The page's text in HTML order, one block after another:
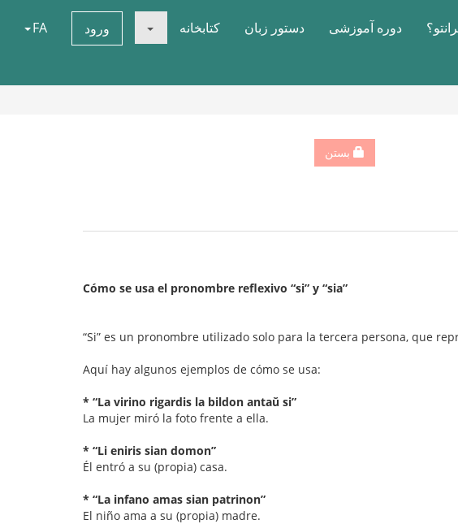
دوره آموزشی دستور زبان کتابخانه ورود FA
بستن
Cómo se usa el pronombre reflexivo “si” y “sia”
“Si” es un pronombre utilizado solo para la tercera persona, que
Aquí hay algunos ejemplos de cómo se usa:
* “La virino rigardis la bildon antaŭ si”
La mujer miró la foto frente a ella.
* “Li eniris sian domon”
Él entró a su (propia) casa.
* “La infano amas sian patrinon”
El niño ama a su (propia) madre.